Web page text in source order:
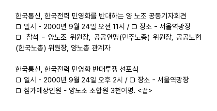
한국통신, 한국전력 민영화를 반대하는 양 노조 공동기자회견
□ 일시 - 2000년 9월 24일 오전 11시 / □ 장소 - 서울역광장
□ 참석 - 양노조 위원장, 공공연맹(민주노총) 위원장, 공공노협
(한국노총) 위원장, 양노총 관계자
한국통신, 한국전력 민영화 반대투쟁 선포식
□ 일시 - 2000년 9월 24일 오후 2시 / □ 장소 - 서울역광장
□ 참가예상인원 - 양노조 조합원 3천여명. <끝>